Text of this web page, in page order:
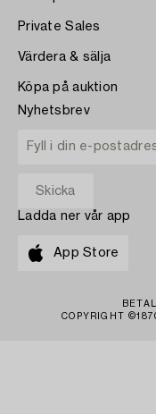
Private Sales
Värdera & sälja
Köpa på auktion
Nyhetsbrev
Ladda ner vår app
App Store
COPYRIGHT